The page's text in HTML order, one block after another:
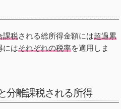
課税される総所得金額には超過累
にはそれぞれの税率を適用しま
分離課税される所得